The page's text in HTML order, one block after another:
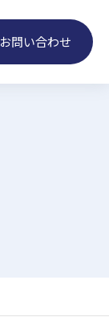
問い合わせ